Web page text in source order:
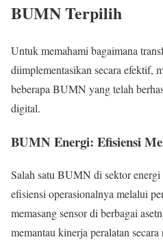
BUMN Terpilih
Untuk memahami bagaimana
diimplementasikan secara efektif,
beberapa BUMN yang telah
digital.
BUMN Energi: Efisiensi
Salah satu BUMN di sektor
efisiensi operasionalnya melalui
memasang sensor di berbagai
memantau kinerja peralatan